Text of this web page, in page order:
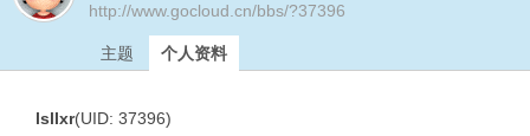
http://www.gocloud.cn/bbs/?37396
主题 个人资料
lsllxr(UID: 37396)